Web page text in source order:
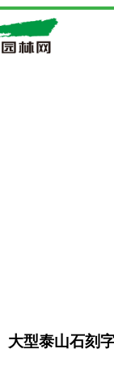
大型泰山石刻